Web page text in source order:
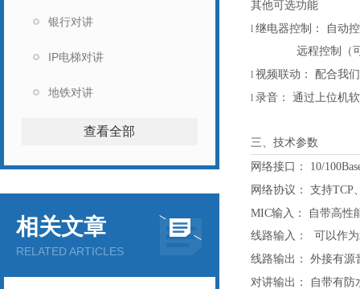
银行对讲
IP电梯对讲
地铁对讲
查看全部
相关文章
RELATED ARTICLES
其他可选功能
l 继电器控制：
自动
远程控制（
l 视频联动： 配合我
l 录音： 通过上位机
三、技术参数
网络接口：
10/
网络协议：
支持TCP
MIC输入：
自带高性
线路输入：
可以作为
线路输出：
外接有源
对讲输出：
自带有防